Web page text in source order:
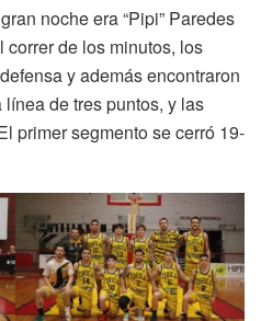
noche era “Pipi” Paredes
correr de los minutos, los
y además encontraron
de tres puntos, y las
primer segmento se cerró 19-